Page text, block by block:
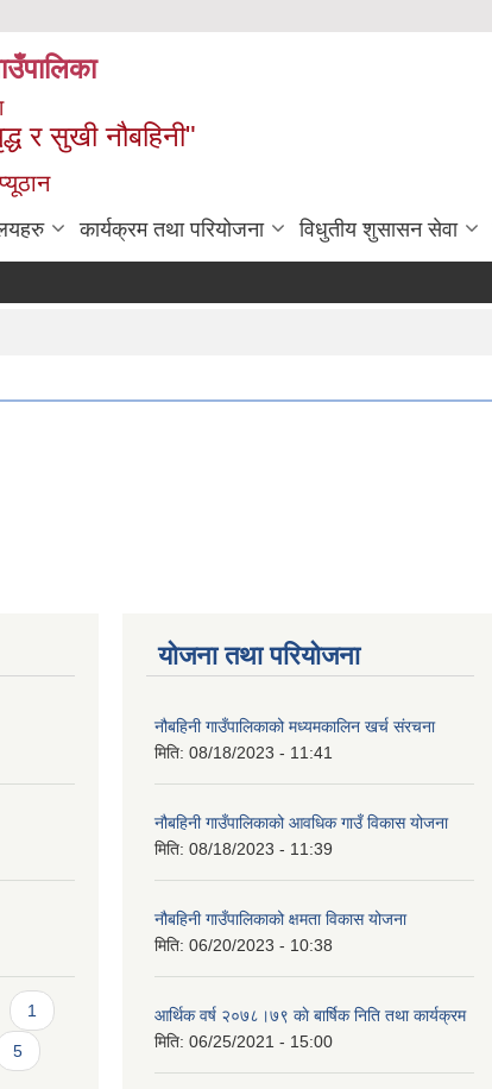
र सुखी नौबहिनी"
कार्यक्रम तथा परियोजना विधुतीय शुसासन सेवा
1
5
योजना तथा परियोजना
नौबहिनी गाउँपालिकाको मध्यमकालिन खर्च संरचना
मिति: 08/18/2023 - 11:41
नौबहिनी गाउँपालिकाको आवधिक गाउँ विकास योजना
मिति: 08/18/2023 - 11:39
नौबहिनी गाउँपालिकाको क्षमता विकास योजना
मिति: 06/20/2023 - 10:38
आर्थिक वर्ष २०७८।७९ काे बार्षिक निति तथा कार्यक्रम
मिति: 06/25/2021 - 15:00